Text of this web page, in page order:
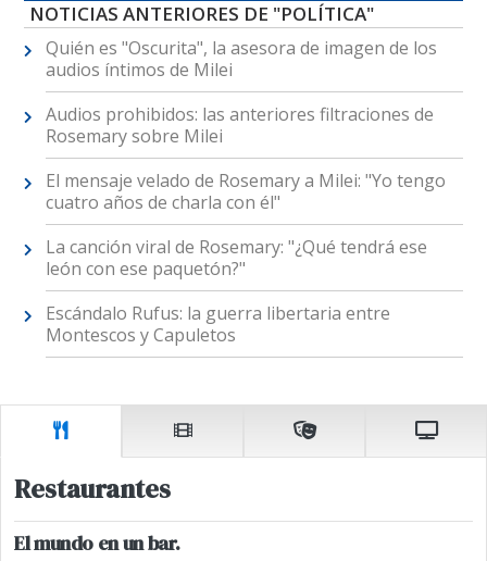
NOTICIAS ANTERIORES DE "POLÍTICA"
Quién es "Oscurita", la asesora de imagen de los
audios íntimos de Milei
Audios prohibidos: las anteriores filtraciones de
Rosemary sobre Milei
El mensaje velado de Rosemary a Milei: "Yo tengo
cuatro años de charla con él"
La canción viral de Rosemary: "¿Qué tendrá ese
león con ese paquetón?"
Escándalo Rufus: la guerra libertaria entre
Montescos y Capuletos
Restaurantes
El mundo en un bar.